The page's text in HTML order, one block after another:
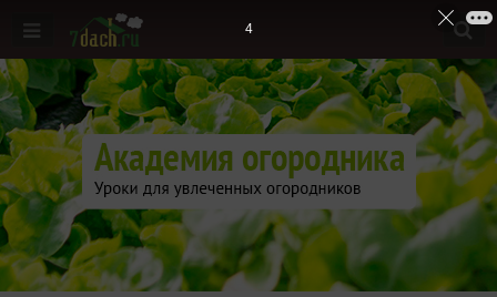
Слушатели 695
Какой вы огородник? Пройдите тест и узнайте ответ!
Уроки 18
Домашние задания 477
Вопросы 655
Факультатив "Болезни овощных культур"
2